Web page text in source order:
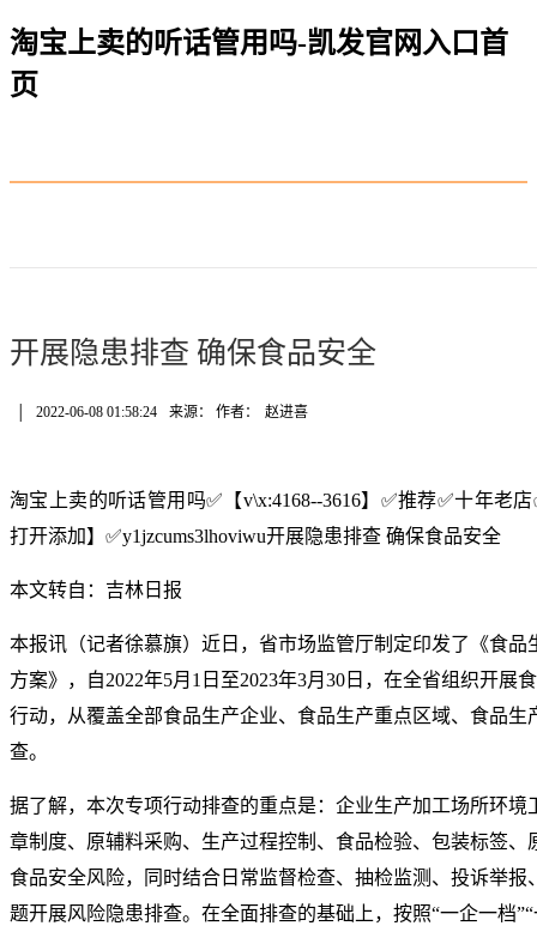
淘宝上卖的听话管用吗-凯发官网入口首
页
开展隐患排查 确保食品安全
2022-06-08 01:58:24 来源： 作者： 赵进喜
淘宝上卖的听话管用吗✅【v\x:4168--3616】✅推荐✅十年老
打开添加】✅y1jzcums3lhoviwu开展隐患排查 确保食品安全
本文转自：吉林日报
本报讯（记者徐慕旗）近日，省市场监管厅制定印发了《食品
方案》，自2022年5月1日至2023年3月30日，在全省组织开展
行动，从覆盖全部食品生产企业、食品生产重点区域、食品生
查。
据了解，本次专项行动排查的重点是：企业生产加工场所环境
章制度、原辅料采购、生产过程控制、食品检验、包装标签、
食品安全风险，同时结合日常监督检查、抽检监测、投诉举报
题开展风险隐患排查。在全面排查的基础上，按照“一企一档